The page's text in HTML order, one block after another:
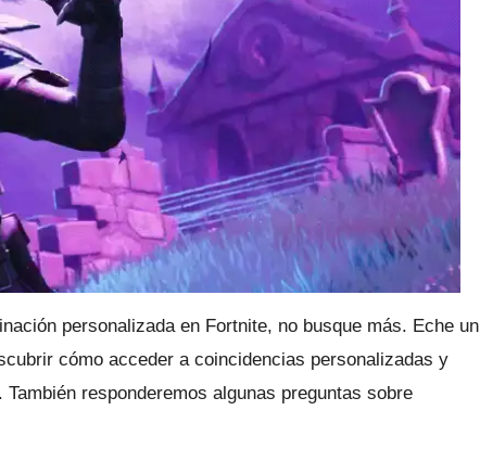
personalizada en Fortnite, no busque más. Eche un
cómo acceder a coincidencias personalizadas y
También responderemos algunas preguntas sobre